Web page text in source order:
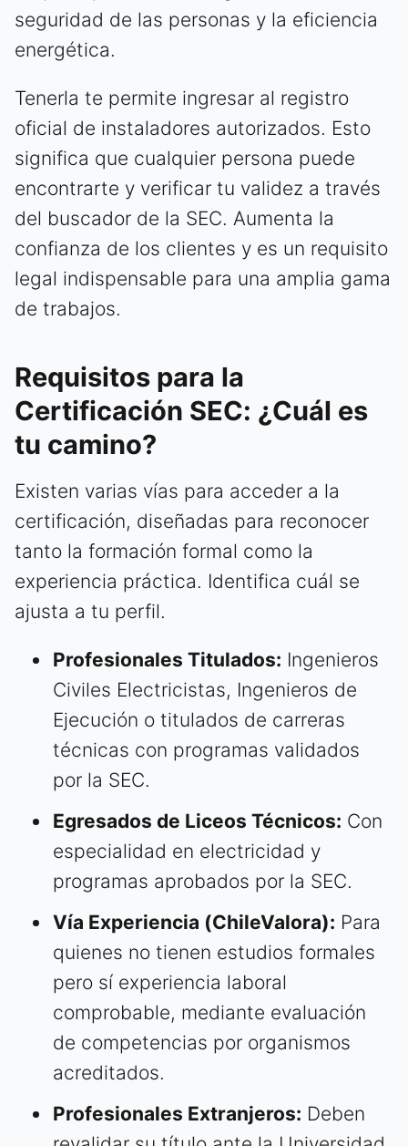
seguridad de las personas y la eficiencia
energética.
Tenerla te permite ingresar al registro
oficial de instaladores autorizados. Esto
significa que cualquier persona puede
encontrarte y verificar tu validez a través
del buscador de la SEC. Aumenta la
confianza de los clientes y es un requisito
legal indispensable para una amplia gama
de trabajos.
Requisitos para la
Certificación SEC: ¿Cuál es
tu camino?
Existen varias vías para acceder a la
certificación, diseñadas para reconocer
tanto la formación formal como la
experiencia práctica. Identifica cuál se
ajusta a tu perfil.
Profesionales Titulados: Ingenieros
Civiles Electricistas, Ingenieros de
Ejecución o titulados de carreras
técnicas con programas validados
por la SEC.
Egresados de Liceos Técnicos: Con
especialidad en electricidad y
programas aprobados por la SEC.
Vía Experiencia (ChileValora): Para
quienes no tienen estudios formales
pero sí experiencia laboral
comprobable, mediante evaluación
de competencias por organismos
acreditados.
Profesionales Extranjeros: Deben